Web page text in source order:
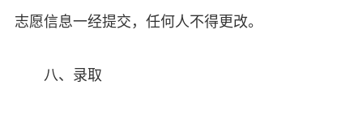
志愿信息一经提交，任何人不得更改。
八、录取